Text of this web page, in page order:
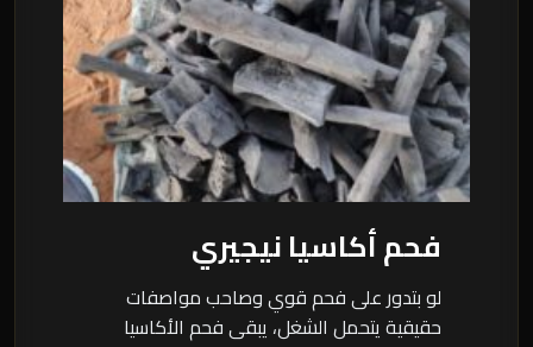
فحم أكاسيا نيجيري
لو بتدور على فحم قوي وصاحب مواصفات
حقيقية يتحمل الشغل، يبقى فحم الأكاسيا